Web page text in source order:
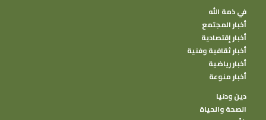
في ذمة الله
أخبار المجتمع
أخبار إقتصادية
أخبار ثقافية وفنية
أخبار رياضية
أخبار منوعة
دين ودنيا
الصحة والحياة